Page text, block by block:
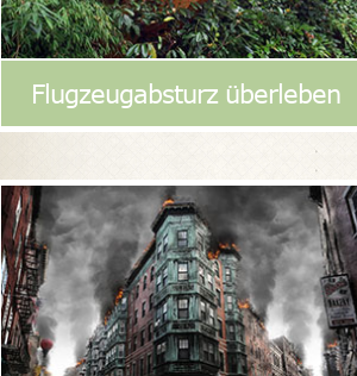
Flugzeugabsturz überleben